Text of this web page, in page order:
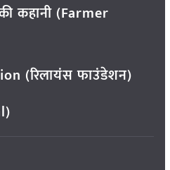
कहानी (Farmer
(रिलायंस फाउंडेशन)